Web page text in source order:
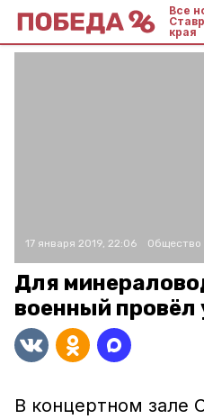
Все
края
17 января 2019, 22:06 Общество
Для
военный провёл
В концертном зале